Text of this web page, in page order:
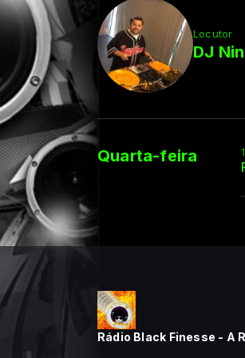
Locutor
DJ
Quarta-feira
Rádio Black Finesse - A